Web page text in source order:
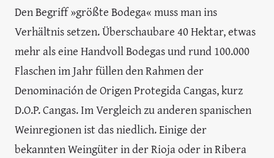
Den Begriff »größte Bodega« muss man ins
Verhältnis setzen. Überschaubare 40 Hektar, etwas
mehr als eine Handvoll Bodegas und rund 100.000
Flaschen im Jahr füllen den Rahmen der
Denominación de Origen Protegida Cangas, kurz
D.O.P. Cangas. Im Vergleich zu anderen spanischen
Weinregionen ist das niedlich. Einige der
bekannten Weingüter in der Rioja oder in Ribera